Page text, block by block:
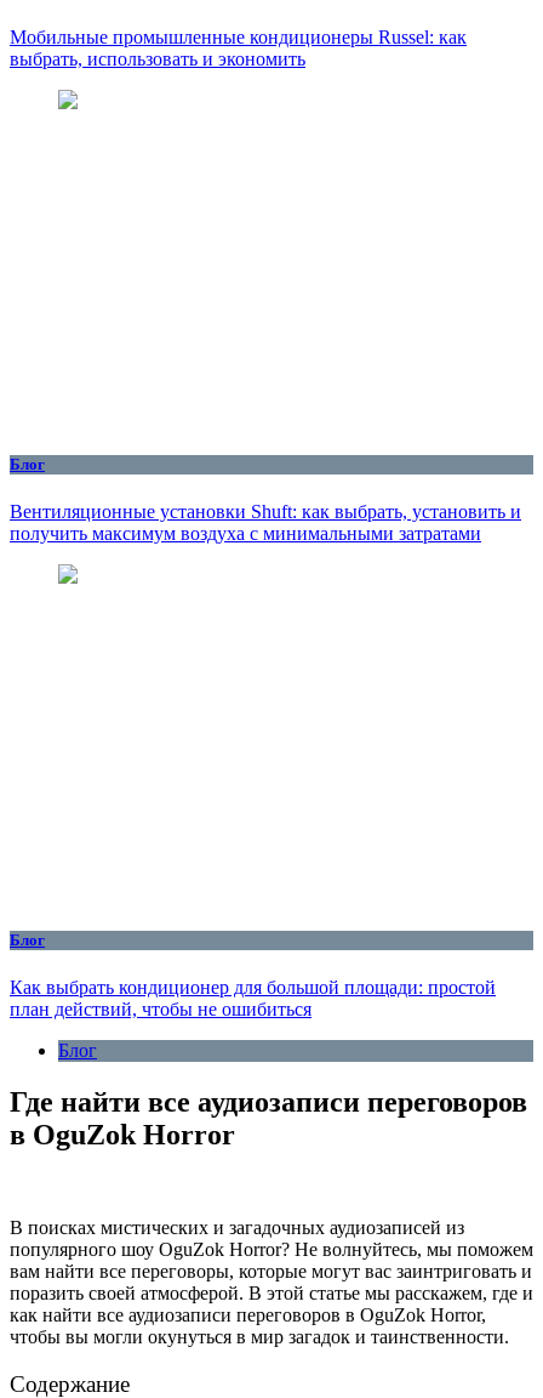
Мобильные промышленные кондиционеры Russel: как
выбрать, использовать и экономить
Блог
Вентиляционные установки Shuft: как выбрать, установить и
получить максимум воздуха с минимальными затратами
Блог
Как выбрать кондиционер для большой площади: простой
план действий, чтобы не ошибиться
Блог
Где найти все аудиозаписи переговоров
в OguZok Horror
В поисках мистических и загадочных аудиозаписей из
популярного шоу OguZok Horror? Не волнуйтесь, мы поможем
вам найти все переговоры, которые могут вас заинтриговать и
поразить своей атмосферой. В этой статье мы расскажем, где и
как найти все аудиозаписи переговоров в OguZok Horror,
чтобы вы могли окунуться в мир загадок и таинственности.
Содержание